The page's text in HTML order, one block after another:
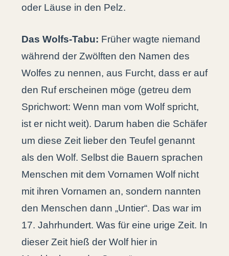
oder Läuse in den Pelz.
Das Wolfs-Tabu: Früher wagte niemand
während der Zwölften den Namen des
Wolfes zu nennen, aus Furcht, dass er auf
den Ruf erscheinen möge (getreu dem
Sprichwort: Wenn man vom Wolf spricht,
ist er nicht weit). Darum haben die Schäfer
um diese Zeit lieber den Teufel genannt
als den Wolf. Selbst die Bauern sprachen
Menschen mit dem Vornamen Wolf nicht
mit ihren Vornamen an, sondern nannten
den Menschen dann „Untier“. Das war im
17. Jahrhundert. Was für eine urige Zeit. In
dieser Zeit hieß der Wolf hier in